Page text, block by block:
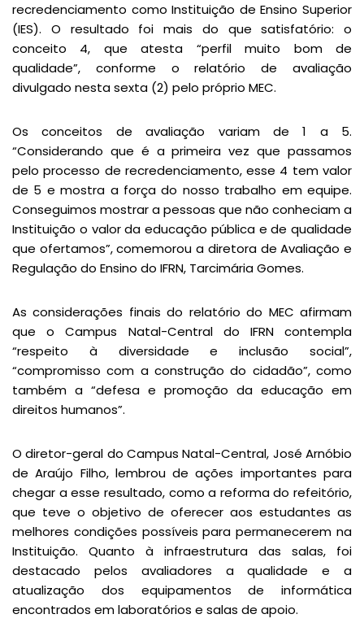
recredenciamento como Instituição de Ensino Superior
(IES). O resultado foi mais do que satisfatório: o
conceito 4, que atesta “perfil muito bom de
qualidade”, conforme o relatório de avaliação
divulgado nesta sexta (2) pelo próprio MEC.
Os conceitos de avaliação variam de 1 a 5.
“Considerando que é a primeira vez que passamos
pelo processo de recredenciamento, esse 4 tem valor
de 5 e mostra a força do nosso trabalho em equipe.
Conseguimos mostrar a pessoas que não conheciam a
Instituição o valor da educação pública e de qualidade
que ofertamos”, comemorou a diretora de Avaliação e
Regulação do Ensino do IFRN, Tarcimária Gomes.
As considerações finais do relatório do MEC afirmam
que o Campus Natal-Central do IFRN contempla
“respeito à diversidade e inclusão social”,
“compromisso com a construção do cidadão”, como
também a “defesa e promoção da educação em
direitos humanos”.
O diretor-geral do Campus Natal-Central, José Arnóbio
de Araújo Filho, lembrou de ações importantes para
chegar a esse resultado, como a reforma do refeitório,
que teve o objetivo de oferecer aos estudantes as
melhores condições possíveis para permanecerem na
Instituição. Quanto à infraestrutura das salas, foi
destacado pelos avaliadores a qualidade e a
atualização dos equipamentos de informática
encontrados em laboratórios e salas de apoio.